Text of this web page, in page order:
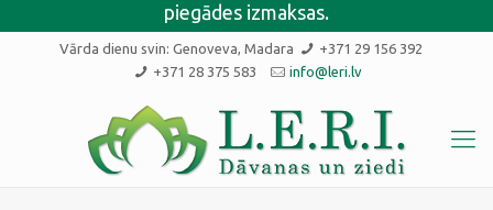
piegādes izmaksas.
Vārda dienu svin: Genoveva, Madara
+371 29 156 392
+371 28 375 583
info@leri.lv